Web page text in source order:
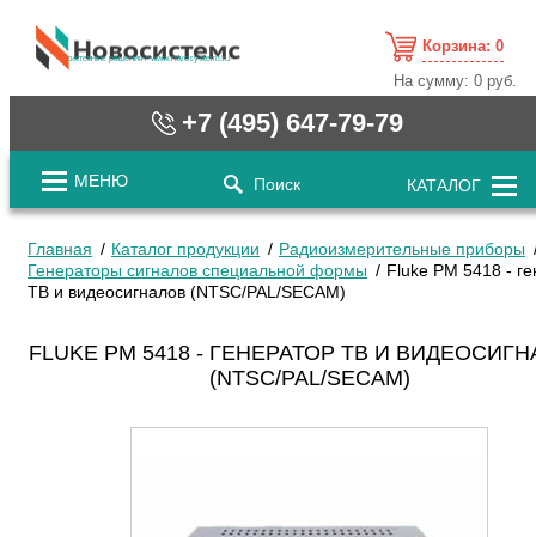
cистемные решения / www.novosystems.ru
Корзина: 0
На сумму:0 руб.
+7 (495) 647-79-79
МЕНЮ Поиск КАТАЛОГ
Главная Каталог продукции
Радиоизмерительные приборы
Генераторы сигналов специальной формы
Fluke PM 5418 -
ТВ и видеосигналов (NTSC/PAL/SECAM)
FLUKE PM 5418 - ГЕНЕРАТОР ТВ И
(NTSC/PAL/SECAM)